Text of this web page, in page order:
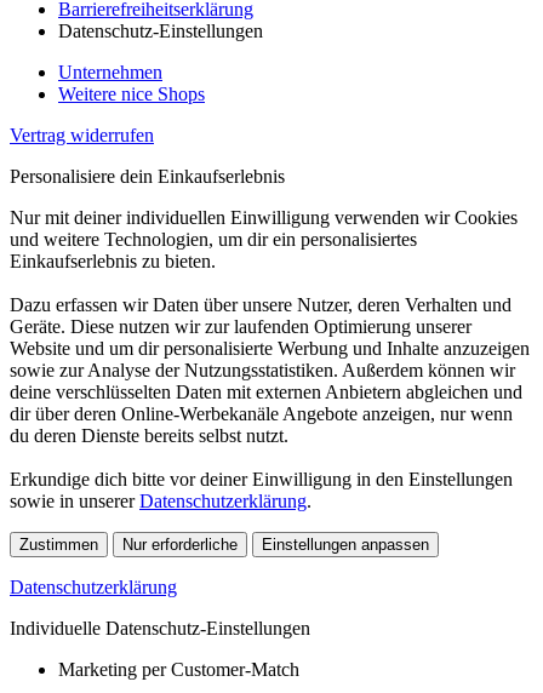
Barrierefreiheitserklärung
Datenschutz-Einstellungen
Unternehmen
Weitere nice Shops
Vertrag widerrufen
Personalisiere dein Einkaufserlebnis
Nur mit deiner individuellen Einwilligung verwenden wir Cookies
und weitere Technologien, um dir ein personalisiertes
Einkaufserlebnis zu bieten.
Dazu erfassen wir Daten über unsere Nutzer, deren Verhalten und
Geräte. Diese nutzen wir zur laufenden Optimierung unserer
Website und um dir personalisierte Werbung und Inhalte anzuzeigen
sowie zur Analyse der Nutzungsstatistiken. Außerdem können wir
deine verschlüsselten Daten mit externen Anbietern abgleichen und
dir über deren Online-Werbekanäle Angebote anzeigen, nur wenn
du deren Dienste bereits selbst nutzt.
Erkundige dich bitte vor deiner Einwilligung in den Einstellungen
sowie in unsererDatenschutzerklärung.
Zustimmen Nur erforderliche Einstellungen anpassen
Datenschutzerklärung
Individuelle Datenschutz-Einstellungen
Marketing per Customer-Match